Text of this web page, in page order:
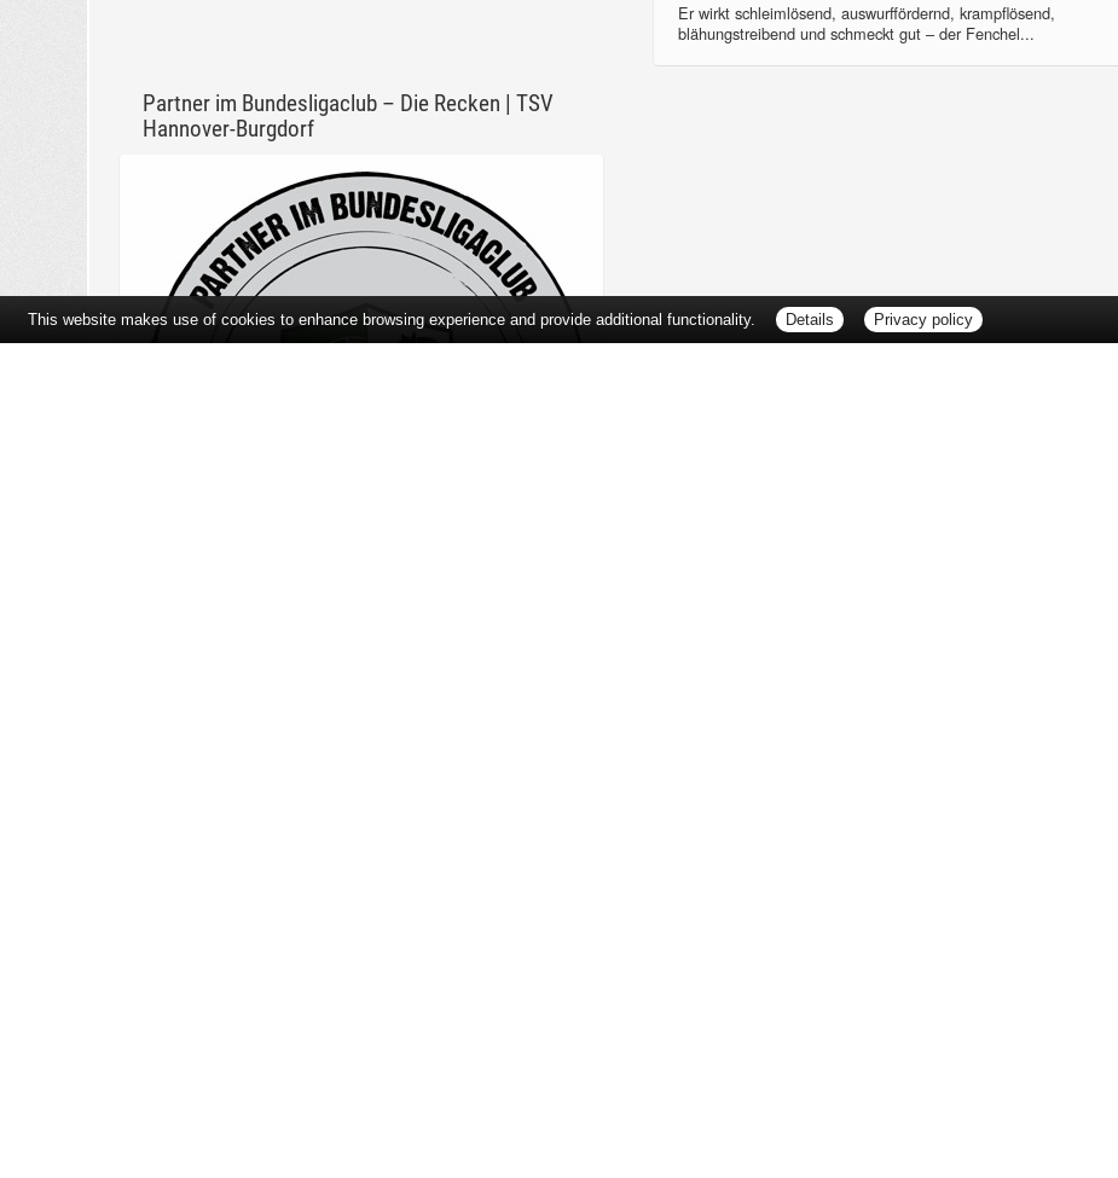
Er wirkt schleimlösend, auswurffördernd, krampflösend,
blähungstreibend und schmeckt gut – der Fenchel...
Partner im Bundesligaclub – Die Recken | TSV
Hannover-Burgdorf
This website makes use of cookies to enhance browsing experience and provide additional functionality. Details Privacy policy